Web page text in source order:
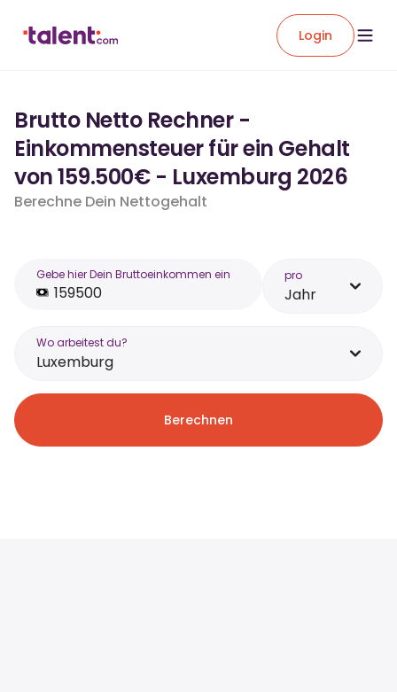
Login
Brutto Netto Rechner -
Einkommensteuer für ein Gehalt
von 159.500€ - Luxemburg 2026
Berechne Dein Nettogehalt
Gebe hier Dein Bruttoeinkommen ein pro
Jahr
Wo arbeitest du?
Luxemburg
Berechnen